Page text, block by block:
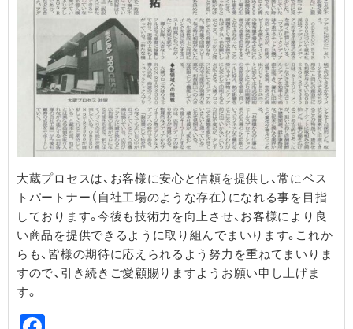
大蔵プロセスは、お客様に安心と信頼を提供し、常にベス
トパートナー（自社工場のような存在）になれる事を目指
しております。今後も技術力を向上させ、お客様により良
い商品を提供できるように取り組んでまいります。これか
らも、皆様の期待に応えられるよう努力を重ねてまいりま
すので、引き続きご愛顧賜りますようお願い申し上げま
す。